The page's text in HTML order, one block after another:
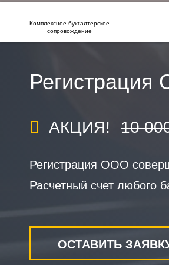
Комплексное бухгалтерское
сопровождение
АКЦИЯ! 10
Регистрация ООО
Расчетный счет любого
ОСТАВИТЬ